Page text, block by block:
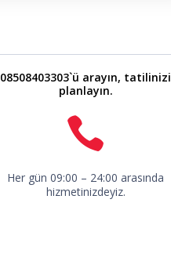
08508403303`ü arayın, tatilinizi
planlayın.
Her gün 09:00 – 24:00 arasında
hizmetinizdeyiz.